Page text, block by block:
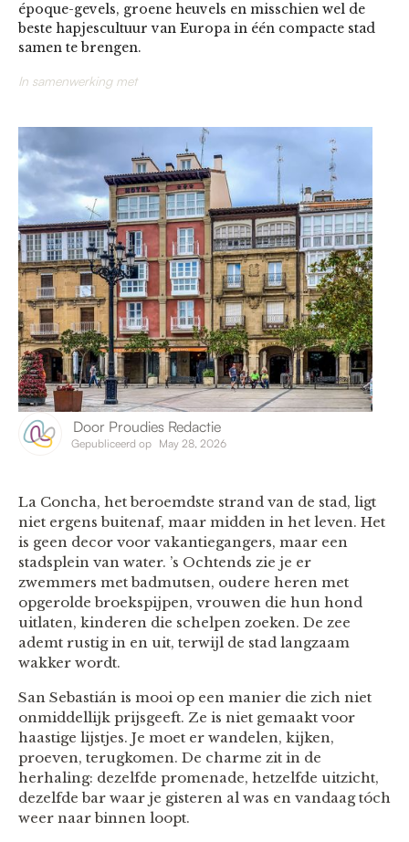
époque-gevels, groene heuvels en misschien wel de
beste hapjescultuur van Europa in één compacte stad
samen te brengen.
In samenwerking met
Door Proudies Redactie
Gepubliceerd op May 28, 2026
La Concha, het beroemdste strand van de stad, ligt
niet ergens buitenaf, maar midden in het leven. Het
is geen decor voor vakantiegangers, maar een
stadsplein van water. ’s Ochtends zie je er
zwemmers met badmutsen, oudere heren met
opgerolde broekspijpen, vrouwen die hun hond
uitlaten, kinderen die schelpen zoeken. De zee
ademt rustig in en uit, terwijl de stad langzaam
wakker wordt.
San Sebastián is mooi op een manier die zich niet
onmiddellijk prijsgeeft. Ze is niet gemaakt voor
haastige lijstjes. Je moet er wandelen, kijken,
proeven, terugkomen. De charme zit in de
herhaling: dezelfde promenade, hetzelfde uitzicht,
dezelfde bar waar je gisteren al was en vandaag tóch
weer naar binnen loopt.